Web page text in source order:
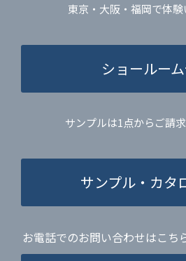
東京・大阪・福岡で体
ショールー
サンプルは1点からご請
サンプル・カタ
お電話でのお問い合わせはこち